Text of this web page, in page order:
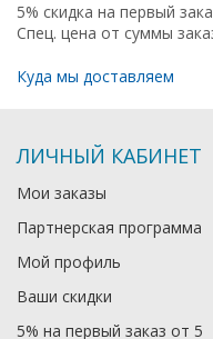
5% скидка на первый
Спец. цена от суммы
Куда мы доставляем
ЛИЧНЫЙ КАБИНЕТ
Мои заказы
Партнерская программа
Мой профиль
Ваши скидки
5% на первый заказ от 5